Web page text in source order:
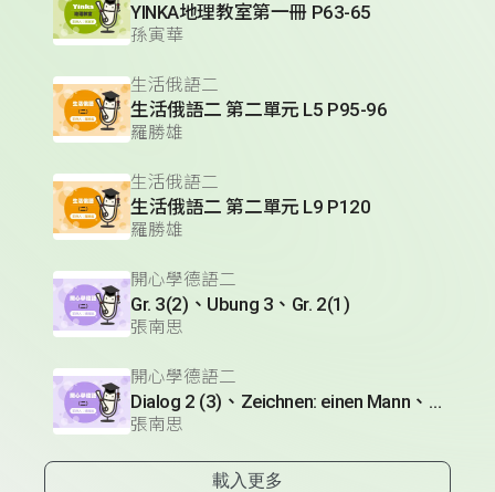
YINKA地理教室第一冊 P63-65
孫寅華
生活俄語二
生活俄語二 第二單元 L5 P95-96
羅勝雄
生活俄語二
生活俄語二 第二單元 L9 P120
羅勝雄
開心學德語二
Gr. 3(2)、Ubung 3、Gr. 2(1)
張南思
開心學德語二
Dialog 2 (3)、Zeichnen: einen Mann、Lesetext 1(1)
張南思
載入更多